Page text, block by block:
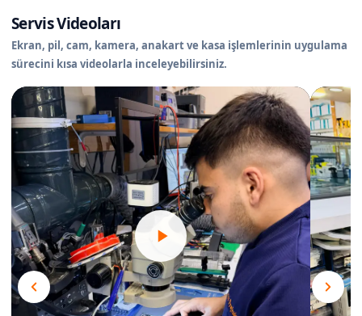
Servis Videoları
Ekran, pil, cam, kamera, anakart ve kasa işlemlerinin uygulama
sürecini kısa videolarla inceleyebilirsiniz.